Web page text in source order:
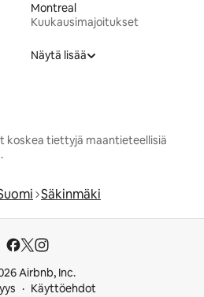
Montreal
Kuukausimajoitukset
Näytä lisää
koskea tiettyjä maantieteellisiä
Säkinmäki
Airbnb, Inc.
Käyttöehdot